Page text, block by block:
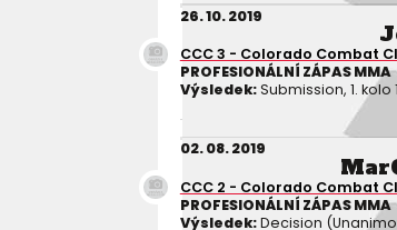
26. 10. 2019
CCC 3 - Colorado Combat
PROFESIONÁLNÍ ZÁPAS MMA
Výsledek:Submission, 1. kolo
02. 08. 2019
CCC 2 - Colorado Combat
PROFESIONÁLNÍ ZÁPAS MMA
Výsledek:Decision